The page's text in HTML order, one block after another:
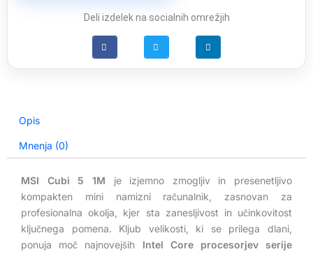
5
8GB
6E
+
BT
5.3
1x2.5Gbps
Deli izdelek na socialnih omrežjih
Opis
Mnenja (0)
MSI Cubi 5 1M je izjemno zmogljiv in presenetljivo
kompakten mini namizni računalnik, zasnovan za
profesionalna okolja, kjer sta zanesljivost in učinkovitost
ključnega pomena. Kljub velikosti, ki se prilega dlani,
ponuja moč najnovejših Intel Core procesorjev serije